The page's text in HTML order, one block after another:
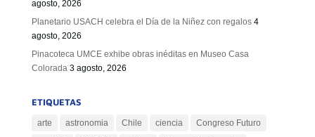
agosto, 2026
Planetario USACH celebra el Día de la Niñez con regalos 4
agosto, 2026
Pinacoteca UMCE exhibe obras inéditas en Museo Casa
Colorada 3 agosto, 2026
ETIQUETAS
arte astronomia Chile ciencia
Congreso Futuro